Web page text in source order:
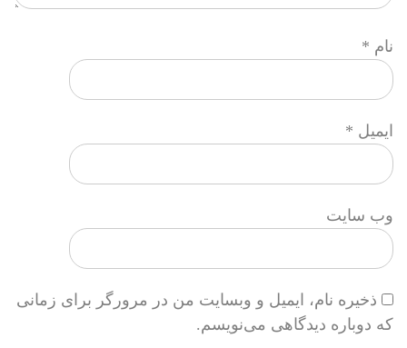
نام *
ایمیل *
وب‌ سایت
ذخیره نام، ایمیل و وبسایت من در مرورگر برای زمانی
که دوباره دیدگاهی می‌نویسم.